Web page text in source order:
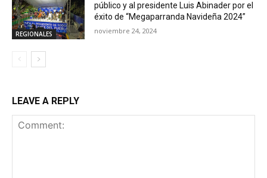
REGIONALES
público y al presidente Luis Abinader por el
éxito de “Megaparranda Navideña 2024”
noviembre 24, 2024
LEAVE A REPLY